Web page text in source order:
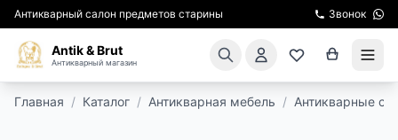
Антикварный салон предметов старины Звонок
Antik & Brut
Антикварный магазин
Главная / Каталог / Антикварная мебель / Антикварные